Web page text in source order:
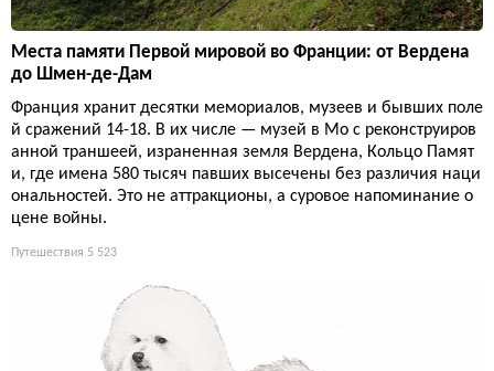
Места памяти Первой мировой во Франции: от Вердена
до Шмен-де-Дам
Франция хранит десятки мемориалов, музеев и бывших поле
й сражений 14-18. В их числе — музей в Мо с реконструиров
анной траншеей, израненная земля Вердена, Кольцо Памят
и, где имена 580 тысяч павших высечены без различия наци
ональностей. Это не аттракционы, а суровое напоминание о
цене войны.
Путешествия 5 523